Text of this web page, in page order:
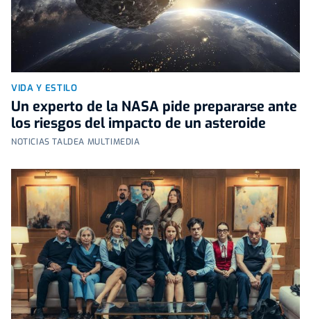
VIDA Y ESTILO
Un experto de la NASA pide prepararse ante
los riesgos del impacto de un asteroide
NOTICIAS TALDEA MULTIMEDIA